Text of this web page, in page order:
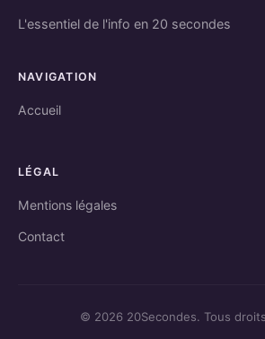
L'essentiel de l'info en 20 secondes
NAVIGATION
Accueil
LÉGAL
Mentions légales
Contact
© 2026 20Secondes. Tous